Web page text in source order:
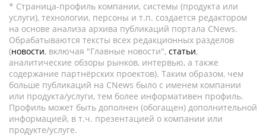
* Страница-профиль компании, системы (продукта или
услуги), технологии, персоны и т.п. создается редактором
на основе анализа архива публикаций портала CNews.
Обрабатываются тексты всех редакционных разделов
(новости, включая "Главные новости", статьи,
аналитические обзоры рынков, интервью, а также
содержание партнёрских проектов). Таким образом, чем
больше публикаций на CNews было с именем компании
или продукта/услуги, тем более информативен профиль.
Профиль может быть дополнен (обогащен) дополнительной
информацией, в т.ч. презентацией о компании или
продукте/услуге.